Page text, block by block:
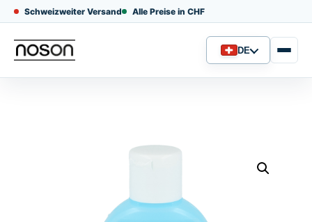
Schweizweiter Versand Alle Preise in CHF
Sprache
DE